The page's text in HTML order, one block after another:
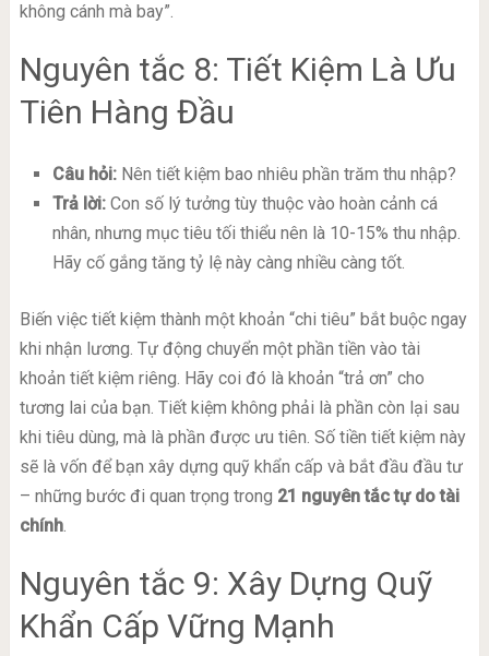
không cánh mà bay”.
Nguyên tắc 8: Tiết Kiệm Là Ưu
Tiên Hàng Đầu
Câu hỏi:Nên tiết kiệm bao nhiêu phần trăm thu nhập?
Trả lời:Con số lý tưởng tùy thuộc vào hoàn cảnh cá
nhân, nhưng mục tiêu tối thiểu nên là 10-15% thu nhập.
Hãy cố gắng tăng tỷ lệ này càng nhiều càng tốt.
Biến việc tiết kiệm thành một khoản “chi tiêu” bắt buộc ngay
khi nhận lương. Tự động chuyển một phần tiền vào tài
khoản tiết kiệm riêng. Hãy coi đó là khoản “trả ơn” cho
tương lai của bạn. Tiết kiệm không phải là phần còn lại sau
khi tiêu dùng, mà là phần được ưu tiên. Số tiền tiết kiệm này
sẽ là vốn để bạn xây dựng quỹ khẩn cấp và bắt đầu đầu tư
– những bước đi quan trọng trong 21 nguyên tắc tự do tài
chính.
Nguyên tắc 9: Xây Dựng Quỹ
Khẩn Cấp Vững Mạnh